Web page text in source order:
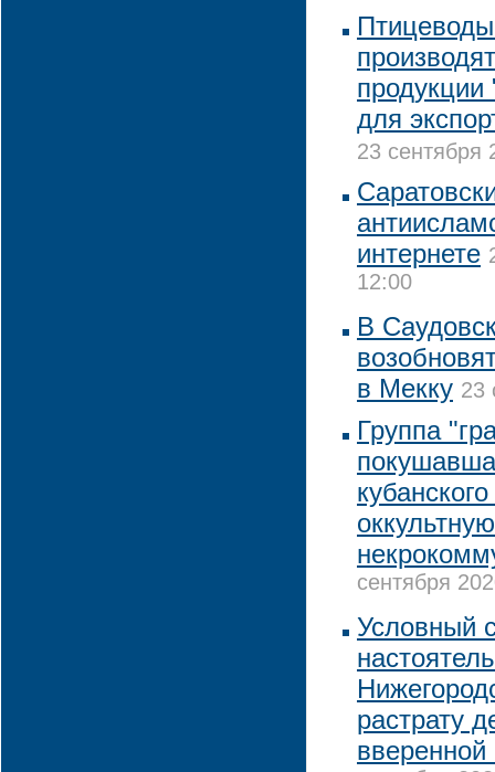
для
23 сентября
интернете
12:00
В
в Мекку 23
Группа
сентября
Условный
растрату